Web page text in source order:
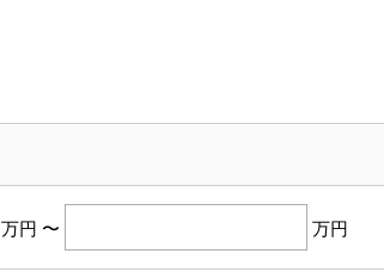
万円 〜 万円